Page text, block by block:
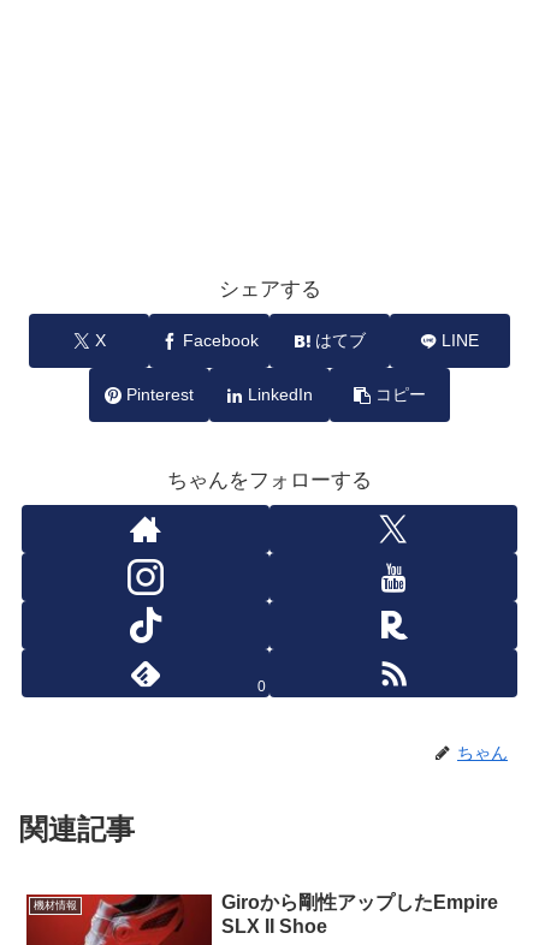
シェアする
X Facebook はてブ LINE
Pinterest LinkedIn コピー
ちゃんをフォローする
0
ちゃん
関連記事
機材情報
Giroから剛性アップしたEmpire
SLX II Shoe